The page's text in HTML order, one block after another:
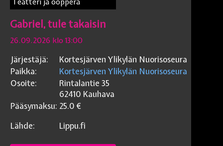
Teatteri ja ooppera
Gabriel, tule takaisin
26.09.2026 klo 13:00
Järjestäjä:
Kortesjärven Ylikylän Nuorisoseura
Paikka:
Kortesjärven Ylikylän Nuorisoseura
Osoite:
Rintalantie 35
62410 Kauhava
Pääsymaksu: 25.0 €
Lähde:
Lippu.fi